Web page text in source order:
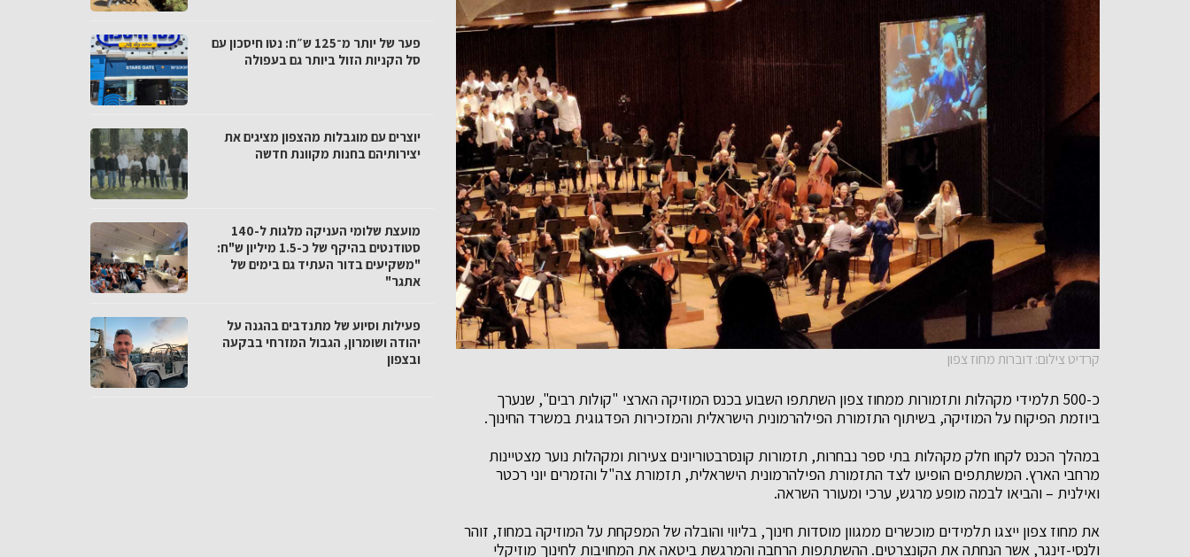
קרדיט צילום: דוברות מחוז צפון
כ-500 תלמידי מקהלות ותזמורות ממחוז צפון השתתפו השבוע בכנס המוזיקה הארצי "קולות רבים", שנערך
ביוזמת הפיקוח על המוזיקה, בשיתוף התזמורת הפילהרמונית הישראלית והמזכירות הפדגוגית במשרד החינוך.
במהלך הכנס לקחו חלק מקהלות בתי ספר נבחרות, תזמורות קונסרבטוריונים צעירות ומקהלות נוער מצטיינות
מרחבי הארץ. המשתתפים הופיעו לצד התזמורת הפילהרמונית הישראלית, תזמורת צה"ל והזמרים יוני רכטר
ואילנית – והביאו לבמה מופע מרגש, ערכי ומעורר השראה.
את מחוז צפון ייצגו תלמידים מוכשרים ממגוון מוסדות חינוך, בליווי והובלה של המפקחת על המוזיקה במחוז, זוהר
ולנסי-זינגר, אשר הנחתה את הקונצרטים. ההשתתפות הרחבה והמרגשת ביטאה את המחויבות לחינוך מוזיקלי
פער של יותר מ־125 ש״ח: נטו חיסכון עם
סל הקניות הזול ביותר גם בעפולה
יוצרים עם מוגבלות מהצפון מציגים את
יצירותיהם בחנות מקוונת חדשה
מועצת שלומי העניקה מלגות ל-140
סטודנטים בהיקף של כ-1.5 מיליון ש"ח:
"משקיעים בדור העתיד גם בימים של
אתגר"
פעילות וסיוע של מתנדבים בהגנה על
יהודה ושומרון, הגבול המזרחי בבקעה
ובצפון